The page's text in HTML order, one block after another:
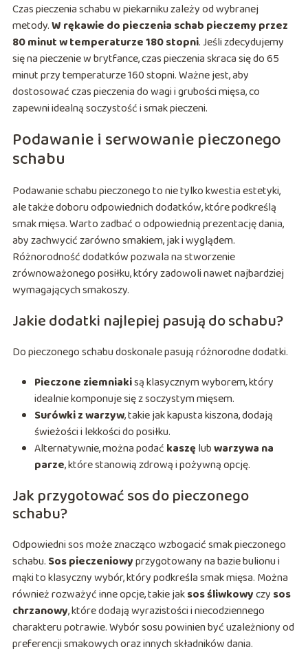
Czas pieczenia schabu w piekarniku zależy od wybranej
metody.W rękawie do pieczenia schab pieczemy przez
80 minut w temperaturze 180 stopni. Jeśli zdecydujemy
się na pieczenie w brytfance, czas pieczenia skraca się do 65
minut przy temperaturze 160 stopni. Ważne jest, aby
dostosować czas pieczenia do wagi i grubości mięsa, co
zapewni idealną soczystość i smak pieczeni.
Podawanie i serwowanie pieczonego
schabu
Podawanie schabu pieczonego to nie tylko kwestia estetyki,
ale także doboru odpowiednich dodatków, które podkreślą
smak mięsa. Warto zadbać o odpowiednią prezentację dania,
aby zachwycić zarówno smakiem, jak i wyglądem.
Różnorodność dodatków pozwala na stworzenie
zrównoważonego posiłku, który zadowoli nawet najbardziej
wymagających smakoszy.
Jakie dodatki najlepiej pasują do schabu?
Do pieczonego schabu doskonale pasują różnorodne dodatki.
Pieczone ziemniakisą klasycznym wyborem, który
idealnie komponuje się z soczystym mięsem.
Surówki z warzyw, takie jak kapusta kiszona, dodają
świeżości i lekkości do posiłku.
Alternatywnie, można podać kaszę lubwarzywa na
parze, które stanowią zdrową i pożywną opcję.
Jak przygotować sos do pieczonego
schabu?
Odpowiedni sos może znacząco wzbogacić smak pieczonego
schabu. Sos pieczeniowyprzygotowany na bazie bulionu i
mąki to klasyczny wybór, który podkreśla smak mięsa. Można
również rozważyć inne opcje, takie jaksos śliwkowyczy sos
chrzanowy, które dodają wyrazistości i niecodziennego
charakteru potrawie. Wybór sosu powinien być uzależniony od
preferencji smakowych oraz innych składników dania.